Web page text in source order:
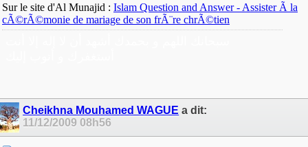
Sur le site d'Al Munajid : Islam Question and Answer - Assister Ã la
cÃ©rÃ©monie de mariage de son frÃ¨re chrÃ©tien
Cheikhna Mouhamed WAGUE a dit:
11/12/2009 08h56